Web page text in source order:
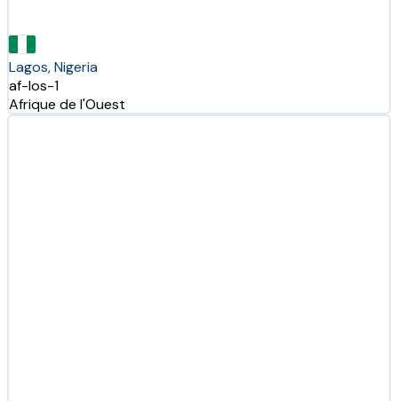
Lagos, Nigeria
af-los-1
Afrique de l'Ouest